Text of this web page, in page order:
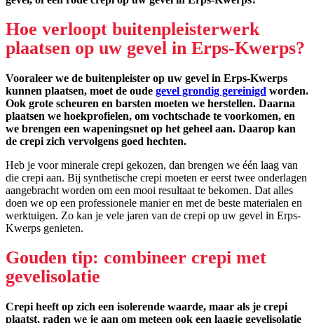
Hoe verloopt buitenpleisterwerk
plaatsen op uw gevel in Erps-Kwerps?
Vooraleer we de buitenpleister op uw gevel in Erps-Kwerps
kunnen plaatsen, moet de oude gevel grondig gereinigd worden.
Ook grote scheuren en barsten moeten we herstellen. Daarna
plaatsen we hoekprofielen, om vochtschade te voorkomen, en
we brengen een wapeningsnet op het geheel aan. Daarop kan
de crepi zich vervolgens goed hechten.
Heb je voor minerale crepi gekozen, dan brengen we één laag van
die crepi aan. Bij synthetische crepi moeten er eerst twee onderlagen
aangebracht worden om een mooi resultaat te bekomen. Dat alles
doen we op een professionele manier en met de beste materialen en
werktuigen. Zo kan je vele jaren van de crepi op uw gevel in Erps-
Kwerps genieten.
Gouden tip: combineer crepi met
gevelisolatie
Crepi heeft op zich een isolerende waarde, maar als je crepi
plaatst, raden we je aan om meteen ook een laagje gevelisolatie